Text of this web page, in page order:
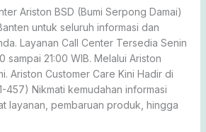
Ariston BSD (Bumi Serpong Damai)
untuk seluruh informasi dan
Layanan Call Center Tersedia Senin
sampai 21:00 WIB. Melalui Ariston
Ariston Customer Care Kini Hadir di
457) Nikmati kemudahan informasi
layanan, pembaruan produk, hingga